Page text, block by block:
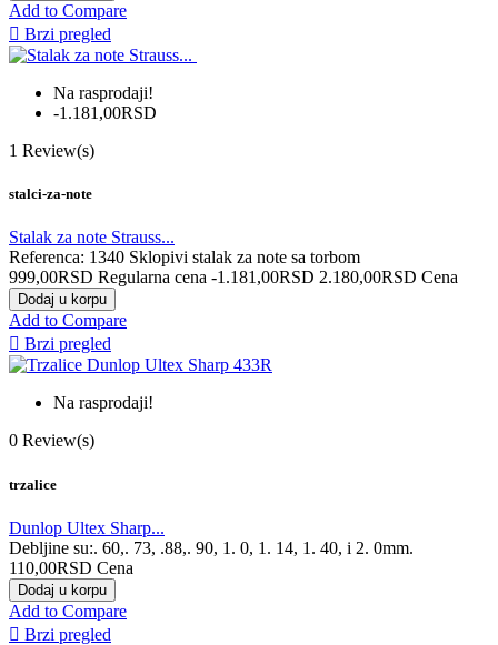
Add to Compare
 Brzi pregled
Na rasprodaji!
-1.181,00RSD
1 Review(s)
stalci-za-note
Stalak za note Strauss...
Referenca: 1340 Sklopivi stalak za note sa torbom
999,00RSD Regularna cena -1.181,00RSD 2.180,00RSD Cena
Dodaj u korpu
Add to Compare
 Brzi pregled
Na rasprodaji!
0 Review(s)
trzalice
Dunlop Ultex Sharp...
Debljine su:. 60,. 73, .88,. 90, 1. 0, 1. 14, 1. 40, i 2. 0mm.
110,00RSD Cena
Dodaj u korpu
Add to Compare
 Brzi pregled